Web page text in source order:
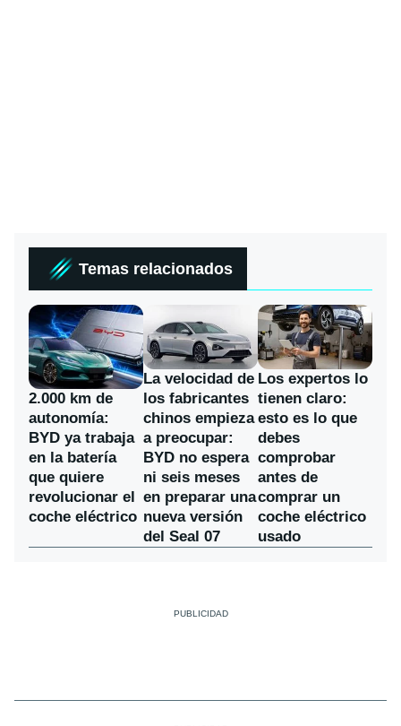
Temas relacionados
2.000 km de
autonomía:
BYD ya trabaja
en la batería
que quiere
revolucionar el
coche eléctrico
La velocidad de
los fabricantes
chinos empieza
a preocupar:
BYD no espera
ni seis meses
en preparar una
nueva versión
del Seal 07
Los expertos lo
tienen claro:
esto es lo que
debes
comprobar
antes de
comprar un
coche eléctrico
usado